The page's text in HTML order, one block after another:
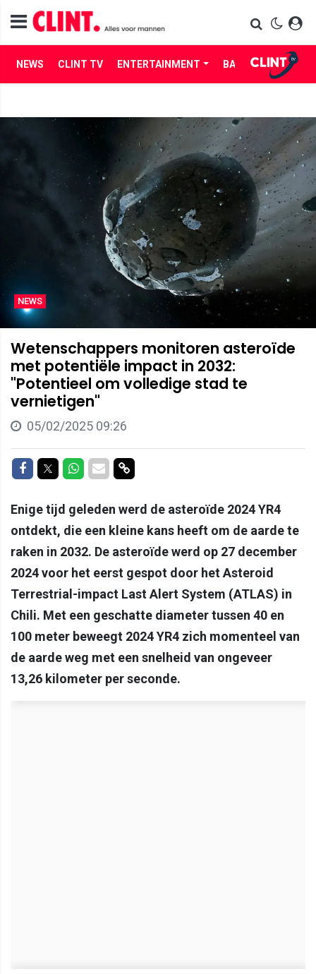
NEWS CLINT TV ENTERTAINMENT BABES LIFE
NEWS
Wetenschappers monitoren asteroïde
met potentiële impact in 2032:
"Potentieel om volledige stad te
vernietigen"
05/02/2025 09:26
Delen op Facebook
Delen op Twitter
Delen op Whatsapp
Delen via Mail
Delen via link
Enige tijd geleden werd de asteroïde 2024 YR4
ontdekt, die een kleine kans heeft om de aarde te
raken in 2032. De asteroïde werd op 27 december
2024 voor het eerst gespot door het Asteroid
Terrestrial-impact Last Alert System (ATLAS) in
Chili. Met een geschatte diameter tussen 40 en
100 meter beweegt 2024 YR4 zich momenteel van
de aarde weg met een snelheid van ongeveer
13,26 kilometer per seconde.